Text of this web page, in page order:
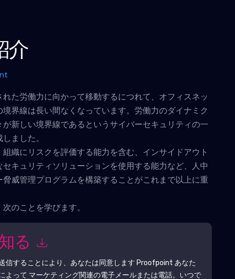
介
た労働力に向かって移動するにつれて、オフィスネッ
境界線は長い間なくなっています。労働力のダイナミク
が新しい境界線であるというサイバーセキュリティの一
ました。
織にリスクを評価する能力を含む、インサイドアウト
セキュリティソリューションを使用する能力など、人中
威管理プログラムを構築することがこれまで以上に重
のことを学びます。
る
信することにより、あなたは同意します Proofpoint あなた
よって マーケティング関連の電子メールまたは電話。いつで